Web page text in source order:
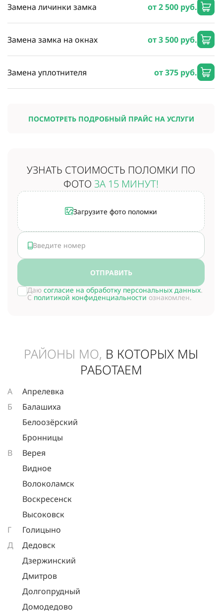
Замена личинки замка от 2 500 руб.
Замена замка на окнах от 3 500 руб.
Замена уплотнителя от 375 руб.
ПОСМОТРЕТЬ ПОДРОБНЫЙ ПРАЙС НА УСЛУГИ
УЗНАТЬ СТОИМОСТЬ ПОЛОМКИ ПО
ФОТО ЗА 15 МИНУТ!
Загрузите фото поломки
ОТПРАВИТЬ
Даю согласие на обработку персональных данных.
С политикой конфиденциальности ознакомлен.
РАЙОНЫ МО, В КОТОРЫХ МЫ
РАБОТАЕМ
А
Апрелевка
Б
Балашиха
Белоозёрский
Бронницы
В
Верея
Видное
Волоколамск
Воскресенск
Высоковск
Г
Голицыно
Д
Дедовск
Дзержинский
Дмитров
Долгопрудный
Домодедово